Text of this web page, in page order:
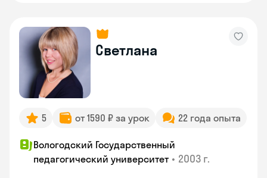
Светлана
5 от 1590 ₽ за урок 22 года опыта
Вологодский Государственный
педагогический университет • 2003 г.